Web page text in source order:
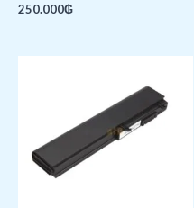
250.000₲